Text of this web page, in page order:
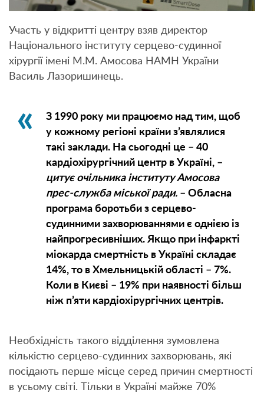
Участь у відкритті центру взяв директор
Національного інституту серцево-судинної
хірургії імені М.М. Амосова НАМН України
Василь Лазоришинець.
З 1990 року ми працюємо над тим, щоб
у кожному регіоні країни з’являлися
такі заклади. На сьогодні це – 40
кардіохірургічний центр в Україні, –
цитує очільника інституту Амосова
прес-служба міської ради.– Обласна
програма боротьби з серцево-
судинними захворюваннями є однією із
найпрогресивніших. Якщо при інфаркті
міокарда смертність в Україні складає
14%, то в Хмельницькій області – 7%.
Коли в Києві – 19% при наявності більш
ніж п’яти кардіохірургічних центрів.
Необхідність такого відділення зумовлена
кількістю серцево-судинних захворювань, які
посідають перше місце серед причин смертності
в усьому світі. Тільки в Україні майже 70%